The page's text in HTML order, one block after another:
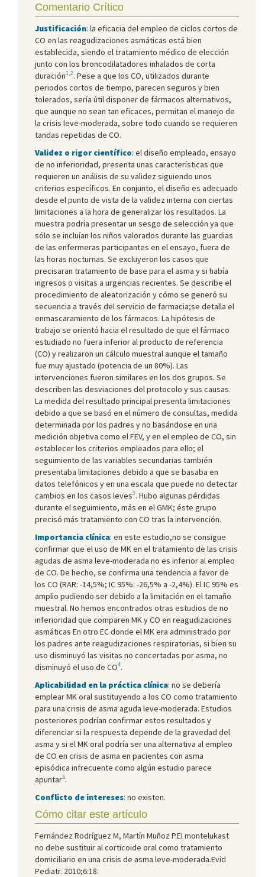
Comentario Crítico
Justificación: la eficacia del empleo de ciclos cortos de
CO en las reagudizaciones asmáticas está bien
establecida, siendo el tratamiento médico de elección
junto con los broncodilatadores inhalados de corta
duración1,2. Pese a que los CO, utilizados durante
periodos cortos de tiempo, parecen seguros y bien
tolerados, sería útil disponer de fármacos alternativos,
que aunque no sean tan eficaces, permitan el manejo de
la crisis leve-moderada, sobre todo cuando se requieren
tandas repetidas de CO.
Validez o rigor científico: el diseño empleado, ensayo
de no inferioridad, presenta unas características que
requieren un análisis de su validez siguiendo unos
criterios específicos. En conjunto, el diseño es adecuado
desde el punto de vista de la validez interna con ciertas
limitaciones a la hora de generalizar los resultados. La
muestra podría presentar un sesgo de selección ya que
sólo se incluían los niños valorados durante las guardias
de las enfermeras participantes en el ensayo, fuera de
las horas nocturnas. Se excluyeron los casos que
precisaran tratamiento de base para el asma y si había
ingresos o visitas a urgencias recientes. Se describe el
procedimiento de aleatorización y cómo se generó su
secuencia a través del servicio de farmacia;se detalla el
enmascaramiento de los fármacos. La hipótesis de
trabajo se orientó hacia el resultado de que el fármaco
estudiado no fuera inferior al producto de referencia
(CO) y realizaron un cálculo muestral aunque el tamaño
fue muy ajustado (potencia de un 80%). Las
intervenciones fueron similares en los dos grupos. Se
describen las desviaciones del protocolo y sus causas.
La medida del resultado principal presenta limitaciones
debido a que se basó en el número de consultas, medida
determinada por los padres y no basándose en una
medición objetiva como el FEV, y en el empleo de CO, sin
establecer los criterios empleados para ello; el
seguimiento de las variables secundarias también
presentaba limitaciones debido a que se basaba en
datos telefónicos y en una escala que puede no detectar
cambios en los casos leves3. Hubo algunas pérdidas
durante el seguimiento, más en el GMK; éste grupo
precisó más tratamiento con CO tras la intervención.
Importancia clínica: en este estudio,no se consigue
confirmar que el uso de MK en el tratamiento de las crisis
agudas de asma leve-moderada no es inferior al empleo
de CO. De hecho, se confirma una tendencia a favor de
los CO (RAR: -14,5%; IC 95%: -26,5% a -2,4%). El IC 95% es
amplio pudiendo ser debido a la limitación en el tamaño
muestral. No hemos encontrados otras estudios de no
inferioridad que comparen MK y CO en reagudizaciones
asmáticas En otro EC donde el MK era administrado por
los padres ante reagudizaciones respiratorias, si bien su
uso disminuyó las visitas no concertadas por asma, no
disminuyó el uso de CO4.
Aplicabilidad en la práctica clínica: no se debería
emplear MK oral sustituyendo a los CO como tratamiento
para una crisis de asma aguda leve-moderada. Estudios
posteriores podrían confirmar estos resultados y
diferenciar si la respuesta depende de la gravedad del
asma y si el MK oral podría ser una alternativa al empleo
de CO en crisis de asma en pacientes con asma
episódica infrecuente como algún estudio parece
apuntar5.
Conflicto de intereses: no existen.
Cómo citar este artículo
Fernández Rodríguez M, Martín Muñoz P.El montelukast
no debe sustituir al corticoide oral como tratamiento
domiciliario en una crisis de asma leve-moderada.Evid
Pediatr. 2010;6:18.